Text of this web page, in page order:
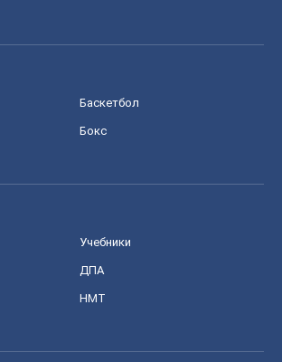
Баскетбол
Бокс
Учебники
ДПА
НМТ